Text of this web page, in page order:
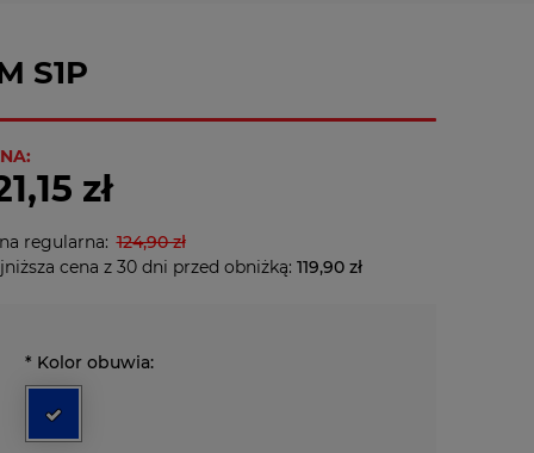
S1P
zł
regularna: 124,90 zł
cena z 30 dni przed obniżką: 119,90 zł
* Kolor obuwia: